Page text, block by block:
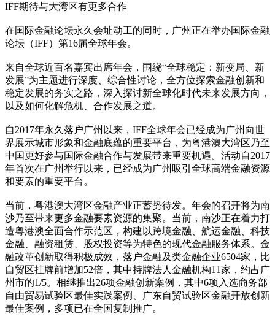
IFF期待与大湾区有更多合作
在国际金融论坛永久会址动工的同时，广州正在举办国际金融
论坛（IFF）第16届全球年会。
来自全球近百名嘉宾出席年会，围绕“全球稳定：新变局、新
发展”为主题进行深度、综合性讨论，全方位探索金融创新和
稳定发展的务实之路，深入探讨新全球化时代未来发展方向，
以及如何化解危机、合作发展之道。
自2017年永久落户广州以来，IFF全球年会已经成为广州向世
界展示城市形象和金融底蕴的重要平台，为粤港澳大湾区乃至
中国更好参与国际金融合作与发展带来重要机遇。活动自2017
年首次在广州举行以来，已经成为广州吸引全球高端金融资源
和要素的重要平台。
当前，粤港澳大湾区金融产业正蓄势待发。年会的召开将为南
沙乃至带来更多金融要素资源的集聚。当前，南沙正在着力打
造粤港澳全面合作示范区，构建以跨境金融、航运金融、科技
金融、融资租赁、股权投资等为特色的现代金融服务体系。金
融改革创新取得积极成效，落户金融及类金融企业6504家，比
自贸区挂牌前增加52倍，其中持牌法人金融机构11家，约占广
州市的1/5。相继推出26项金融创新案例，其中6项入选商务部
自由贸易试验区最佳实践案例、广东自贸试验区金融开放创新
最佳案例，多项已在全国复制推广。